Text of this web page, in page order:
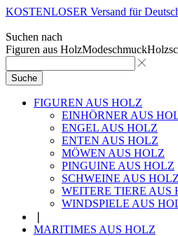
KOSTENLOSER Versand für
Suchen nach
Figuren aus HolzModeschmuck
Suche
FIGUREN AUS HOLZ
EINHÖRNER AUS
ENGEL AUS HOLZ
ENTEN AUS HOLZ
MÖWEN AUS HOLZ
PINGUINE AUS HOLZ
SCHWEINE AUS HOLZ
WEITERE TIERE AUS
WINDSPIELE AUS
MARITIMES AUS HOLZ